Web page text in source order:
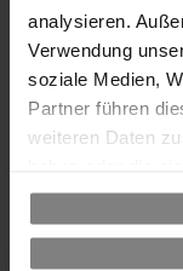
analysieren.
Verwendung
soziale Medien,
Partner führen
weiteren Daten
gesammelt haben.
11.11. -
München
Steigenberger
€ 1.470,00